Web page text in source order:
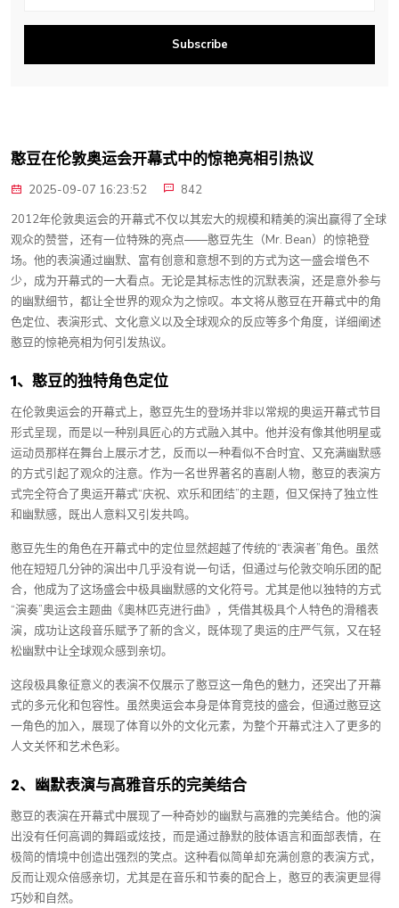
Subscribe
憨豆在伦敦奥运会开幕式中的惊艳亮相引热议
2025-09-07 16:23:52
842
2012年伦敦奥运会的开幕式不仅以其宏大的规模和精美的演出赢得了全球
观众的赞誉，还有一位特殊的亮点——憨豆先生（Mr. Bean）的惊艳登
场。他的表演通过幽默、富有创意和意想不到的方式为这一盛会增色不
少，成为开幕式的一大看点。无论是其标志性的沉默表演，还是意外参与
的幽默细节，都让全世界的观众为之惊叹。本文将从憨豆在开幕式中的角
色定位、表演形式、文化意义以及全球观众的反应等多个角度，详细阐述
憨豆的惊艳亮相为何引发热议。
1、憨豆的独特角色定位
在伦敦奥运会的开幕式上，憨豆先生的登场并非以常规的奥运开幕式节目
形式呈现，而是以一种别具匠心的方式融入其中。他并没有像其他明星或
运动员那样在舞台上展示才艺，反而以一种看似不合时宜、又充满幽默感
的方式引起了观众的注意。作为一名世界著名的喜剧人物，憨豆的表演方
式完全符合了奥运开幕式“庆祝、欢乐和团结”的主题，但又保持了独立性
和幽默感，既出人意料又引发共鸣。
憨豆先生的角色在开幕式中的定位显然超越了传统的“表演者”角色。虽然
他在短短几分钟的演出中几乎没有说一句话，但通过与伦敦交响乐团的配
合，他成为了这场盛会中极具幽默感的文化符号。尤其是他以独特的方式
“演奏”奥运会主题曲《奧林匹克进行曲》，凭借其极具个人特色的滑稽表
演，成功让这段音乐赋予了新的含义，既体现了奥运的庄严气氛，又在轻
松幽默中让全球观众感到亲切。
这段极具象征意义的表演不仅展示了憨豆这一角色的魅力，还突出了开幕
式的多元化和包容性。虽然奥运会本身是体育竞技的盛会，但通过憨豆这
一角色的加入，展现了体育以外的文化元素，为整个开幕式注入了更多的
人文关怀和艺术色彩。
2、幽默表演与高雅音乐的完美结合
憨豆的表演在开幕式中展现了一种奇妙的幽默与高雅的完美结合。他的演
出没有任何高调的舞蹈或炫技，而是通过静默的肢体语言和面部表情，在
极简的情境中创造出强烈的笑点。这种看似简单却充满创意的表演方式，
反而让观众倍感亲切，尤其是在音乐和节奏的配合上，憨豆的表演更显得
巧妙和自然。